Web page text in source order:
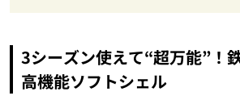
3シーズン使えて“超万能”！
高機能ソフトシェル